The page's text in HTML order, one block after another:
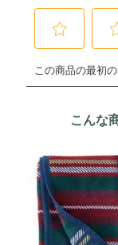
こんな